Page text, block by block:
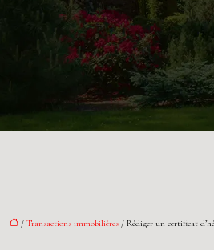
/ Transactions immobilières / Rédiger un certificat